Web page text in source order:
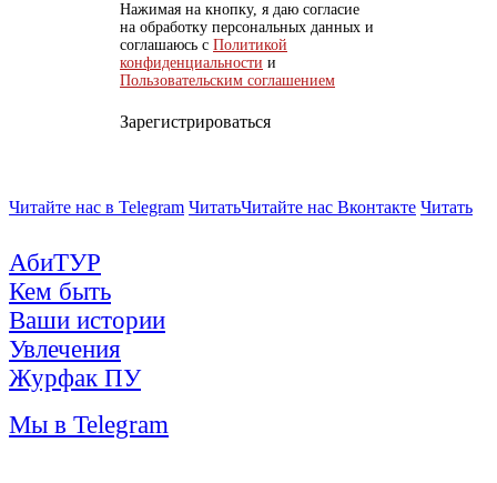
Нажимая на кнопку, я даю согласие
на обработку персональных данных и
соглашаюсь с Политикой
конфиденциальности и
Пользовательским соглашением
Зарегистрироваться
Читайте нас в Telegram ЧитатьЧитайте нас Вконтакте Читать
АбиТУР
Кем быть
Ваши истории
Увлечения
Журфак ПУ
Мы в Telegram